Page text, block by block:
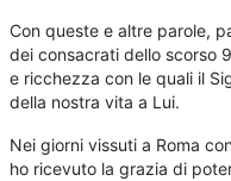
Con queste e altre parole,
dei consacrati dello scorso
e ricchezza con le quali il
della nostra vita a Lui.
Nei giorni vissuti a Roma
ho ricevuto la grazia di